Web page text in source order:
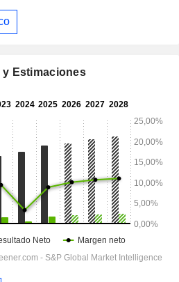
Estimaciones